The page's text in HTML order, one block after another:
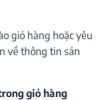
giỏ hàng hoặc yêu
về thông tin sản
giỏ hàng